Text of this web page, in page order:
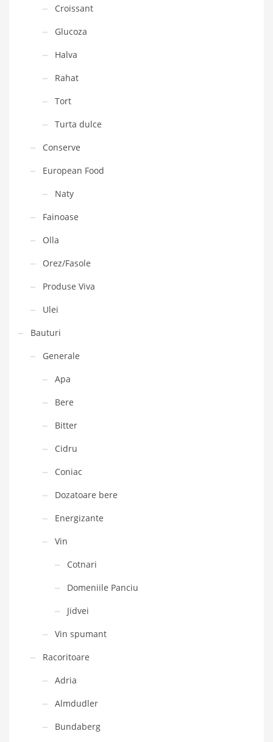
Croissant
Glucoza
Halva
Rahat
Tort
Turta dulce
Conserve
European Food
Naty
Fainoase
Olla
Orez/Fasole
Produse Viva
Ulei
Bauturi
Generale
Apa
Bere
Bitter
Cidru
Coniac
Dozatoare bere
Energizante
Vin
Cotnari
Domeniile Panciu
Jidvei
Vin spumant
Racoritoare
Adria
Almdudler
Bundaberg